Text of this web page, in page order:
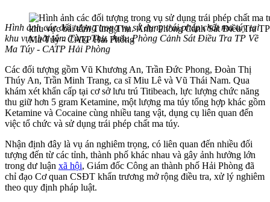
Hình ảnh các đối tượng trong vụ sử dụng trái phép chất ma túy tại
khu vực bãi tắm Tùng Thu. Ảnh: Phòng Cảnh Sát Điều Tra TP Về
Ma Túy - CATP Hải Phòng
Các đối tượng gồm Vũ Khương An, Trần Đức Phong, Đoàn Thị
Thúy An, Trần Minh Trang, ca sĩ Miu Lê và Vũ Thái Nam. Qua
khám xét khẩn cấp tại cơ sở lưu trú Titibeach, lực lượng chức năng
thu giữ hơn 5 gram Ketamine, một lượng ma túy tổng hợp khác gồm
Ketamine và Cocaine cùng nhiều tang vật, dụng cụ liên quan đến
việc tổ chức và sử dụng trái phép chất ma túy.
Nhận định đây là vụ án nghiêm trọng, có liên quan đến nhiều đối
tượng đến từ các tỉnh, thành phố khác nhau và gây ảnh hưởng lớn
trong dư luận xã hội, Giám đốc Công an thành phố Hải Phòng đã
chỉ đạo Cơ quan CSĐT khẩn trương mở rộng điều tra, xử lý nghiêm
theo quy định pháp luật.